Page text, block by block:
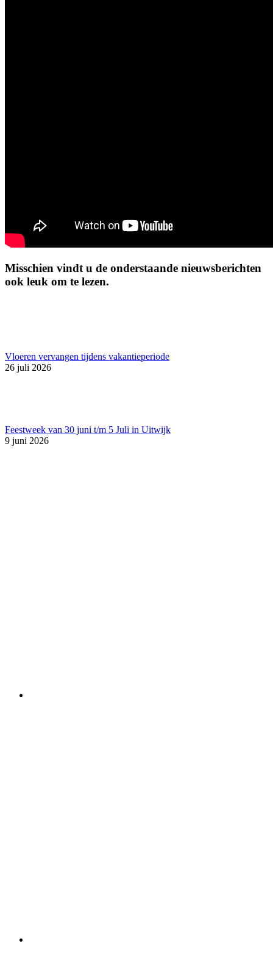
Misschien vindt u de onderstaande nieuwsberichten
ook leuk om te lezen.
Vloeren vervangen tijdens vakantieperiode
26 juli 2026
Feestweek van 30 juni t/m 5 Juli in Uitwijk
9 juni 2026